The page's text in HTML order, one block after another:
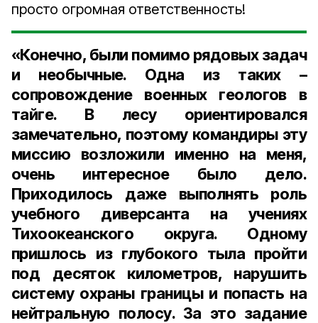
просто огромная ответственность!
«Конечно, были помимо рядовых задач
и необычные. Одна из таких –
сопровождение военных геологов в
тайге. В лесу ориентировался
замечательно, поэтому командиры эту
миссию возложили именно на меня,
очень интересное было дело.
Приходилось даже выполнять роль
учебного диверсанта на учениях
Тихоокеанского округа. Одному
пришлось из глубокого тыла пройти
под десяток километров, нарушить
систему охраны границы и попасть на
нейтральную полосу. За это задание